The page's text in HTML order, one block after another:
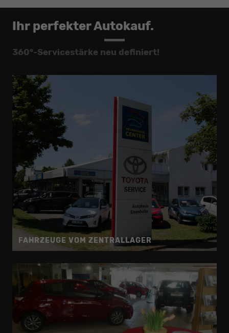
Ihr perfekter Autokauf.
360°-Servicestärke neu definiert!
FAHRZEUGE VOM ZENTRALLAGER